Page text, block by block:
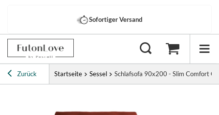
Sofortiger Versand
Zurück Startseite Sessel Schlafsofa 90x200 - Slim Comfort